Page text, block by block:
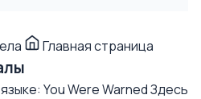
Главная страница
You Were WarnedЗдесь